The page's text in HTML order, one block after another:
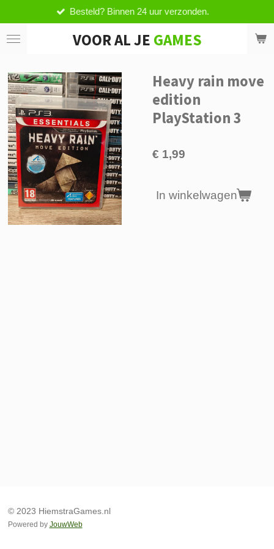
direct
naar
VOOR AL JE GAMES
Besteld? Binnen 24 uur verzonden.
Heavy rain move
edition
PlayStation 3
€ 1,99
In winkelwagen
© 2023 HiemstraGames.nl
Powered by JouwWeb